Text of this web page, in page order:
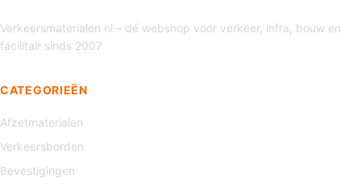
Verkeersmaterialen.nl – dé webshop voor verkeer, infra, bouw en
facilitair sinds 2007
CATEGORIEËN
Afzetmaterialen
Verkeersborden
Bevestigingen